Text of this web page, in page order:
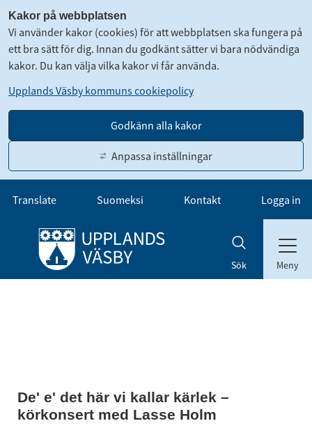
Kakor på webbplatsen
Vi använder kakor (cookies) för att webbplatsen ska fungera på
ett bra sätt för dig. Innan du godkänt sätter vi bara nödvändiga
kakor. Du kan välja vilka kakor vi får använda.
Upplands Väsby kommuns cookiepolicy
Godkänn alla kakor
Anpassa inställningar
Gå till innehåll
Translate Suomeksi Kontakt Logga in
Sök Meny
De' e' det här vi kallar kärlek –
körkonsert med Lasse Holm